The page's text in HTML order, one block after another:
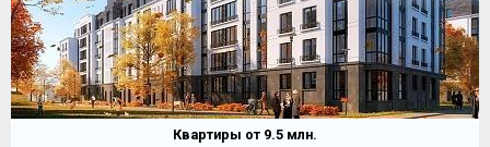
Квартиры от 9.5 млн.